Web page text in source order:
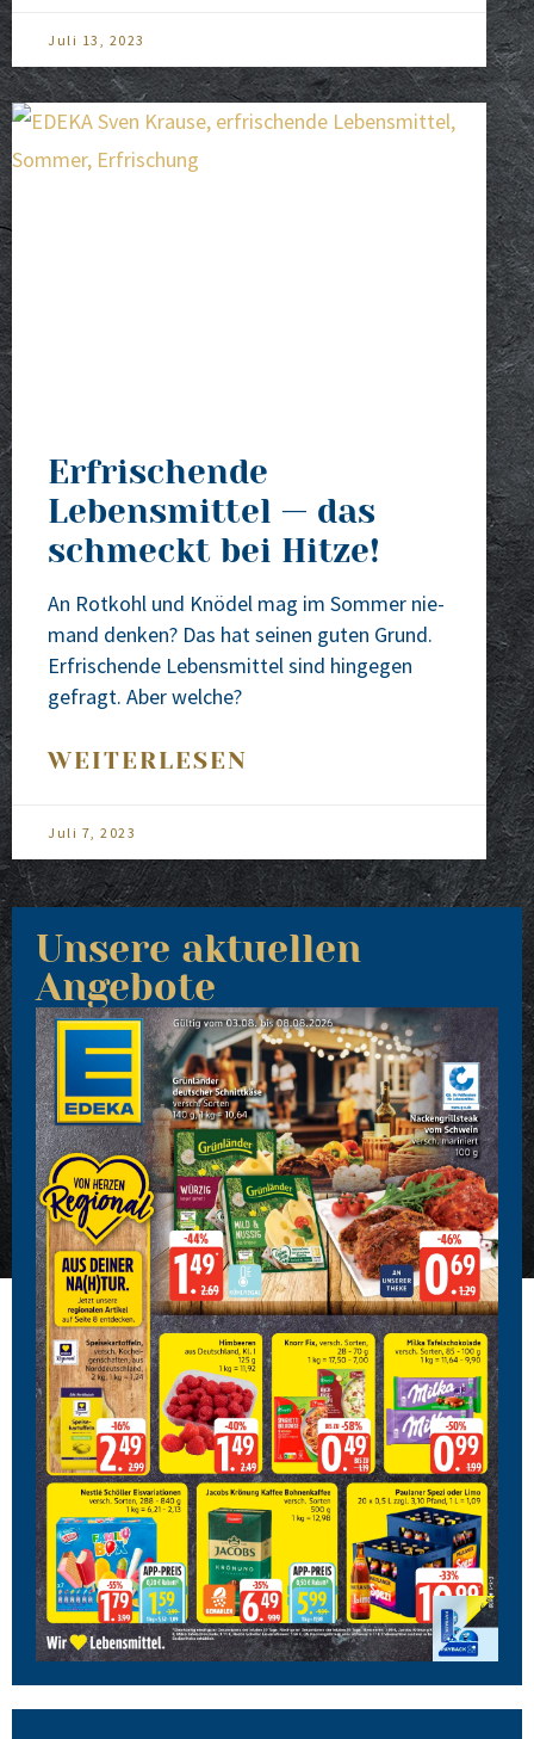
Juli 13, 2023
Erfrischende
Lebensmittel — das
schmeckt bei Hitze!
An Rot­kohl und Knö­del mag im Som­mer nie­
mand den­ken? Das hat sei­nen guten Grund.
Erfri­schen­de Lebens­mit­tel sind hin­ge­gen
gefragt. Aber wel­che?
WEITERLESEN
Juli 7, 2023
Unsere aktuellen
Angebote